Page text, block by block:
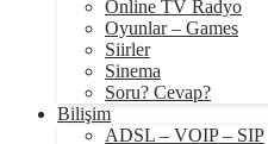
Online TV Radyo
Oyunlar – Games
Siirler
Sinema
Soru? Cevap?
Bilişim
ADSL – VOIP – SIP